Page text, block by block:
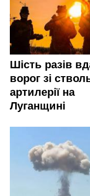
Шість разів
ворог зі
артилерії на
Луганщині